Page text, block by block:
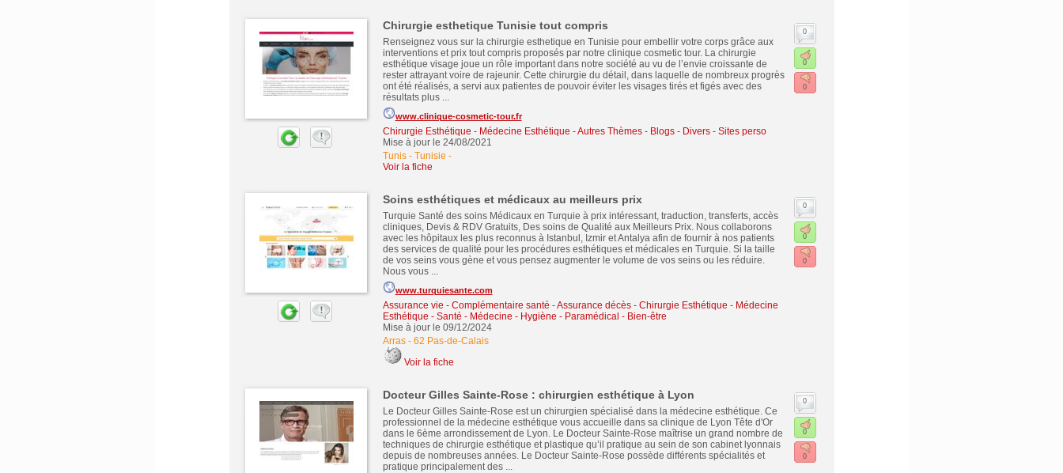
Chirurgie esthetique Tunisie tout compris
Renseignez vous sur la chirurgie esthetique en Tunisie pour embellir votre corps grâce aux
interventions et prix tout compris proposés par notre clinique cosmetic tour. La chirurgie
esthétique visage joue un rôle important dans notre société au vu de l’envie croissante de
rester attrayant voire de rajeunir. Cette chirurgie du détail, dans laquelle de nombreux progrès
ont été réalisés, a servi aux patientes de pouvoir éviter les visages tirés et figés avec des
résultats plus ...
www.clinique-cosmetic-tour.fr
Chirurgie Esthétique - Médecine Esthétique -Autres Thèmes - Blogs - Divers - Sites perso
Mise à jour le 24/08/2021
Tunis - Tunisie -
Voir la fiche
0
0
0
Soins esthétiques et médicaux au meilleurs prix
Turquie Santé des soins Médicaux en Turquie à prix intéressant, traduction, transferts, accès
cliniques, Devis & RDV Gratuits, Des soins de Qualité aux Meilleurs Prix. Nous collaborons
avec les hôpitaux les plus reconnus à Istanbul, Izmir et Antalya afin de fournir à nos patients
des services de qualité pour les procédures esthétiques et médicales en Turquie. Si la taille
de vos seins vous gène et vous pensez augmenter le volume de vos seins ou les réduire.
Nous vous ...
www.turquiesante.com
Assurance vie - Complémentaire santé - Assurance décès- Chirurgie Esthétique - Médecine
Esthétique - Santé - Médecine - Hygiène - Paramédical - Bien-être
Mise à jour le 09/12/2024
Arras- 62 Pas-de-Calais
Voir la fiche
0
0
0
Docteur Gilles Sainte-Rose : chirurgien esthétique à Lyon
Le Docteur Gilles Sainte-Rose est un chirurgien spécialisé dans la médecine esthétique. Ce
professionnel de la médecine esthétique vous accueille dans sa clinique de Lyon Tête d'Or
dans le 6ème arrondissement de Lyon. Le Docteur Sainte-Rose maîtrise un grand nombre de
techniques de chirurgie esthétique et plastique qu’il pratique au sein de son cabinet lyonnais
depuis de nombreuses années. Le Docteur Sainte-Rose possède différents spécialités et
pratique principalement des ...
0
0
0